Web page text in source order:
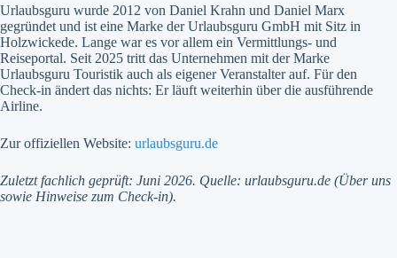
Urlaubsguru wurde 2012 von Daniel Krahn und Daniel Marx
gegründet und ist eine Marke der Urlaubsguru GmbH mit Sitz in
Holzwickede. Lange war es vor allem ein Vermittlungs- und
Reiseportal. Seit 2025 tritt das Unternehmen mit der Marke
Urlaubsguru Touristik auch als eigener Veranstalter auf. Für den
Check-in ändert das nichts: Er läuft weiterhin über die ausführende
Airline.
Zur offiziellen Website: urlaubsguru.de
Zuletzt fachlich geprüft: Juni 2026. Quelle: urlaubsguru.de (Über uns
sowie Hinweise zum Check-in).